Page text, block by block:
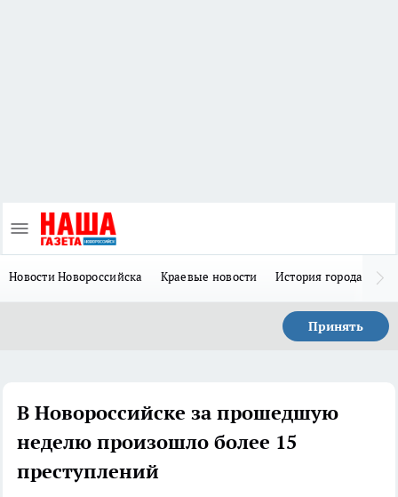
Новости Новороссийска Краевые новости История города Н
Принять
В Новороссийске за прошедшую
неделю произошло более 15
преступлений